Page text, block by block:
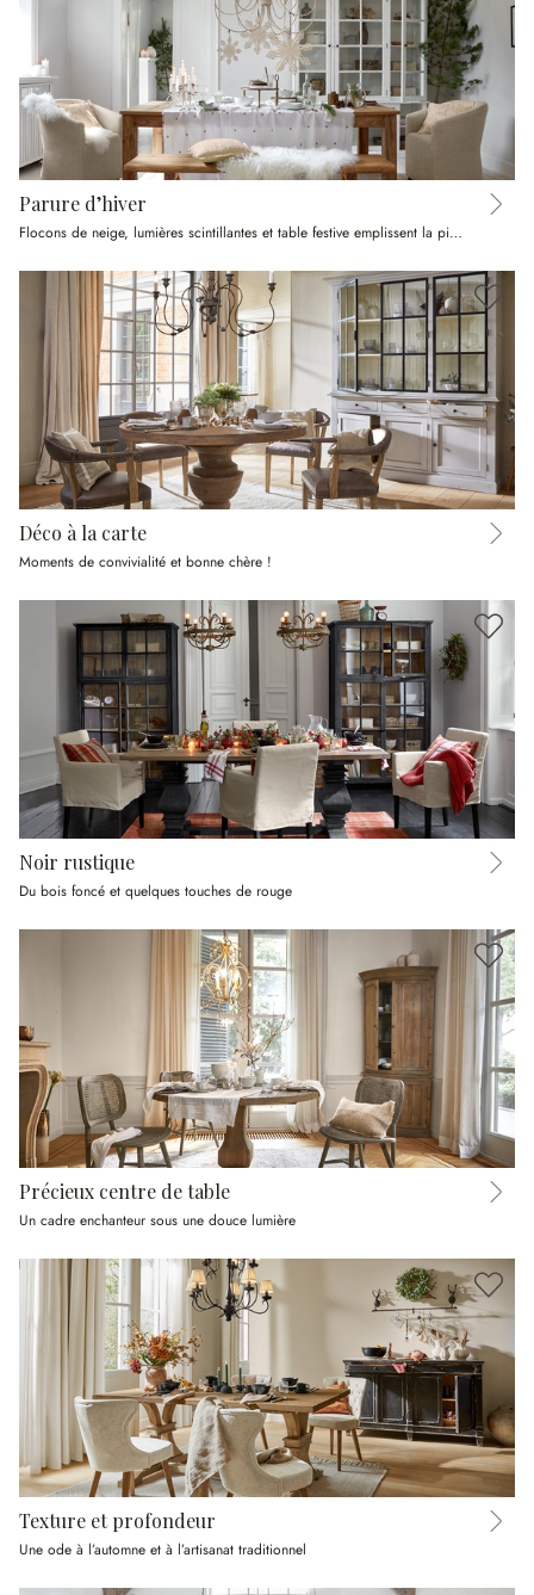
Parure d’hiver
Flocons de neige, lumières scintillantes et table festive emplissent la pièce de magie
Déco à la carte
Moments de convivialité et bonne chère !
Noir rustique
Du bois foncé et quelques touches de rouge
Précieux centre de table
Un cadre enchanteur sous une douce lumière
Texture et profondeur
Une ode à l’automne et à l’artisanat traditionnel